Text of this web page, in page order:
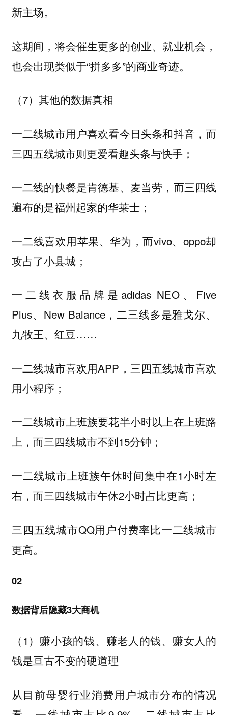
新主场。
这期间，将会催生更多的创业、就业机会，
也会出现类似于“拼多多”的商业奇迹。
（7）其他的数据真相
一二线城市用户喜欢看今日头条和抖音，而
三四五线城市则更爱看趣头条与快手；
一二线的快餐是肯德基、麦当劳，而三四线
遍布的是福州起家的华莱士；
一二线喜欢用苹果、华为，而vivo、oppo却
攻占了小县城；
一二线衣服品牌是adidas NEO、Five
Plus、New Balance，二三线多是雅戈尔、
九牧王、红豆……
一二线城市喜欢用APP，三四五线城市喜欢
用小程序；
一二线城市上班族要花半小时以上在上班路
上，而三四线城市不到15分钟；
一二线城市上班族午休时间集中在1小时左
右，而三四线城市午休2小时占比更高；
三四五线城市QQ用户付费率比一二线城市
更高。
02
数据背后隐藏3大商机
（1）赚小孩的钱、赚老人的钱、赚女人的
钱是亘古不变的硬道理
从目前母婴行业消费用户城市分布的情况